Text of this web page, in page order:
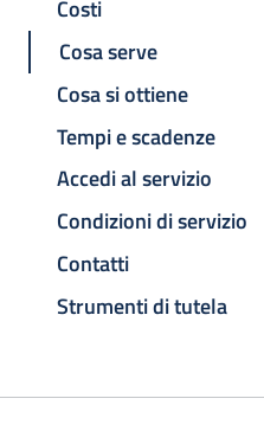
Costi
Cosa serve
Cosa si ottiene
Tempi e scadenze
Accedi al servizio
Condizioni di servizio
Contatti
Strumenti di tutela